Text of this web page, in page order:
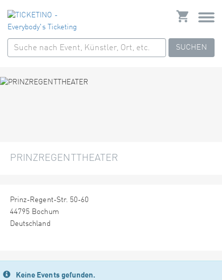
SUCHEN
PRINZREGENTTHEATER
Prinz-Regent-Str. 50-60
44795 Bochum
Deutschland
Keine Events gefunden.